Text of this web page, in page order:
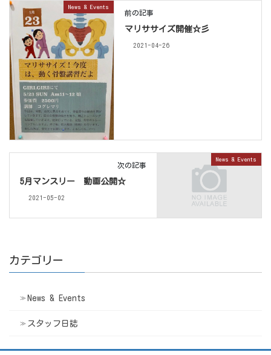
News & Events
前の記事
マリササイズ開催☆彡
2021-04-26
News & Events
次の記事
5月マンスリー 動画公開☆
2021-05-02
カテゴリー
News & Events
スタッフ日誌